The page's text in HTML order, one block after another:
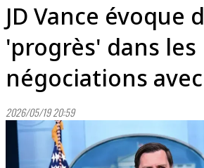
JD Vance évoque
'progrès' dans les
négociations avec
2026/05/19 20:59